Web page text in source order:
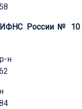
ИФНС России № 10
н